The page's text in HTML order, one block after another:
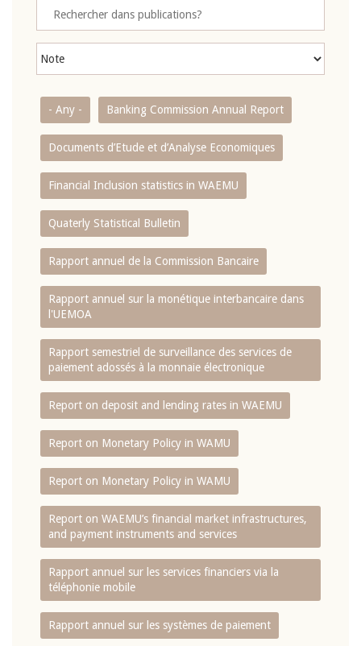
- Any - Banking Commission Annual Report
Documents d’Etude et d’Analyse Economiques
Financial Inclusion statistics in WAEMU
Quaterly Statistical Bulletin
Rapport annuel de la Commission Bancaire
Rapport annuel sur la monétique interbancaire dans
l'UEMOA
Rapport semestriel de surveillance des services de
paiement adossés à la monnaie électronique
Report on deposit and lending rates in WAEMU
Report on Monetary Policy in WAMU
Report on Monetary Policy in WAMU
Report on WAEMU’s financial market infrastructures,
and payment instruments and services
Rapport annuel sur les services financiers via la
téléphonie mobile
Rapport annuel sur les systèmes de paiement